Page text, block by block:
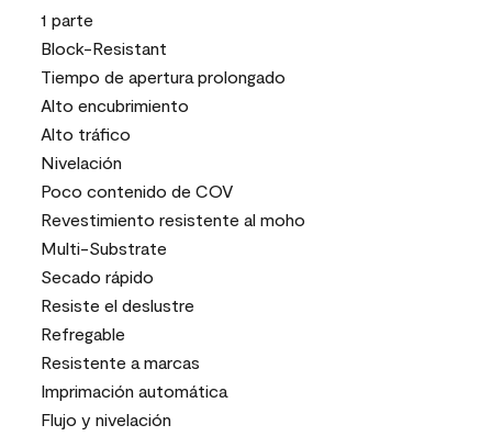
1 parte
Block-Resistant
Tiempo de apertura prolongado
Alto encubrimiento
Alto tráfico
Nivelación
Poco contenido de COV
Revestimiento resistente al moho
Multi-Substrate
Secado rápido
Resiste el deslustre
Refregable
Resistente a marcas
Imprimación automática
Flujo y nivelación